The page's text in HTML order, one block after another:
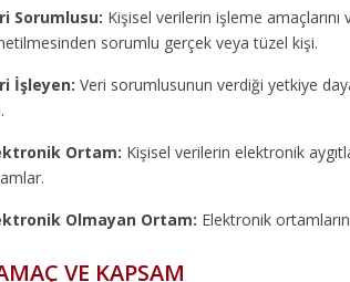
Sorumlusu: Kişisel verilerin işleme amaçlarını
sorumlu gerçek veya tüzel kişi.
İşleyen: Veri sorumlusunun verdiği yetkiye
Ortam: Kişisel verilerin elektronik
Olmayan Ortam: Elektronik
VE KAPSAM